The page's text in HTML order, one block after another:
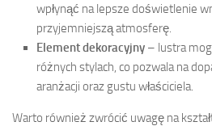
wpłynąć na lepsze doświetlenie
przyjemniejszą atmosferę.
Element dekoracyjny – lustra
różnych stylach, co pozwala na
aranżacji oraz gustu właściciela.
Warto również zwrócić uwagę na